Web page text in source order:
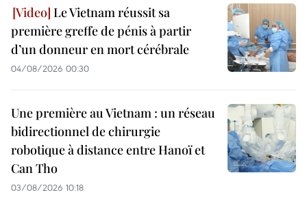
Le Vietnam réussit sa
première greffe de pénis à partir
d’un donneur en mort cérébrale
04/08/2026 00:30
Une première au Vietnam : un réseau
bidirectionnel de chirurgie
robotique à distance entre Hanoï et
Can Tho
03/08/2026 10:18